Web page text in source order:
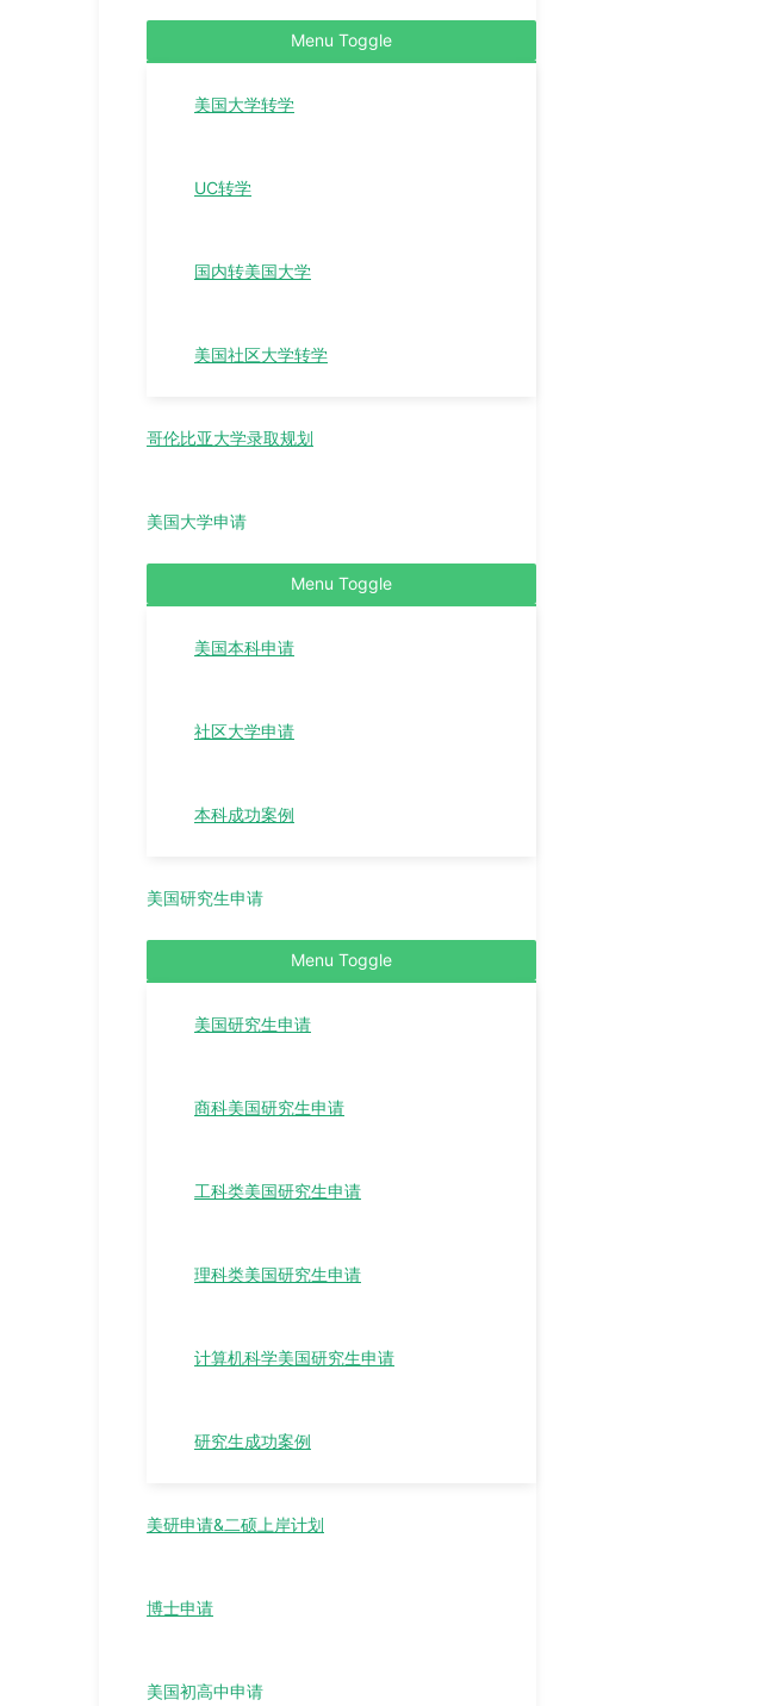
Menu Toggle
美国大学转学
UC转学
国内转美国大学
美国社区大学转学
哥伦比亚大学录取规划
美国大学申请
Menu Toggle
美国本科申请
社区大学申请
本科成功案例
美国研究生申请
Menu Toggle
美国研究生申请
商科美国研究生申请
工科类美国研究生申请
理科类美国研究生申请
计算机科学美国研究生申请
研究生成功案例
美研申请&二硕上岸计划
博士申请
美国初高中申请